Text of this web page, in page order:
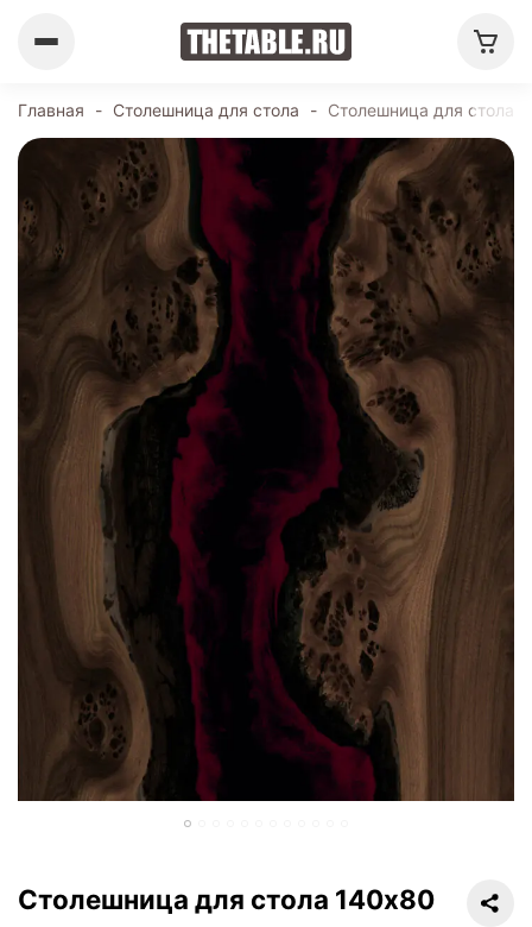
Главная - Столешница для стола - Столешница для стола
Столешница для стола 140х80